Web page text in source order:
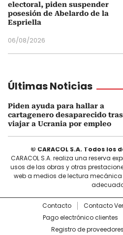
electoral, piden suspender
posesión de Abelardo de la
Espriella
06/08/2026
Últimas Noticias
Piden ayuda para hallar a
cartagenero desaparecido tras
viajar a Ucrania por empleo
© CARACOL S.A. Todos los
CARACOL S.A. realiza una reserva
usos de las obras y otras
web a medios de lectura
Contacto Contacto
Pago electrónico clientes
Registro de proveedores